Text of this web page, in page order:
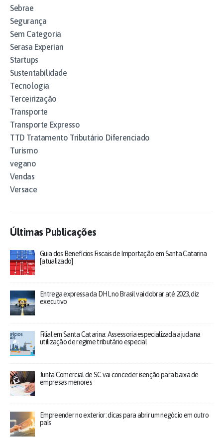
Sebrae
Segurança
Sem Categoria
Serasa Experian
Startups
Sustentabilidade
Tecnologia
Terceirização
Transporte
Transporte Expresso
TTD Tratamento Tributário Diferenciado
Turismo
vegano
Vendas
Versace
Últimas Publicações
Guia dos Benefícios Fiscais de Importação em Santa Catarina
[atualizado]
Entrega expressa da DHL no Brasil vai dobrar até 2023, diz
executivo
Filial em Santa Catarina: Assessoria especializada ajuda na
utilização de regime tributário especial
Junta Comercial de SC vai conceder isenção para baixa de
empresas menores
Empreender no exterior: dicas para abrir um negócio em outro
país